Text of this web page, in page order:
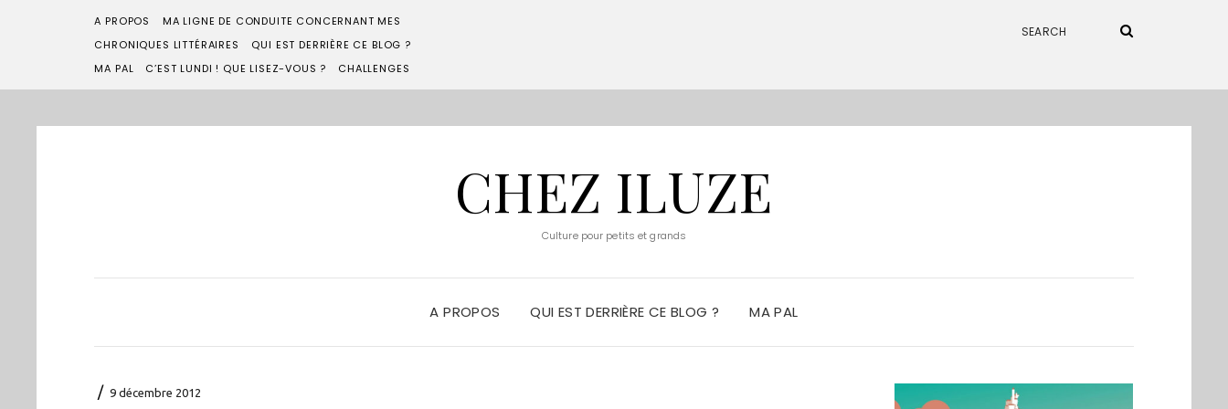
A PROPOS
MA LIGNE DE CONDUITE CONCERNANT MES
CHRONIQUES LITTÉRAIRES
QUI EST DERRIÈRE CE BLOG ?
MA PAL
C’EST LUNDI ! QUE LISEZ-VOUS ? CHALLENGES
CHEZ ILUZE
Culture pour petits et grands
A PROPOS QUI EST DERRIÈRE CE BLOG ? MA PAL
/ 9 décembre 2012